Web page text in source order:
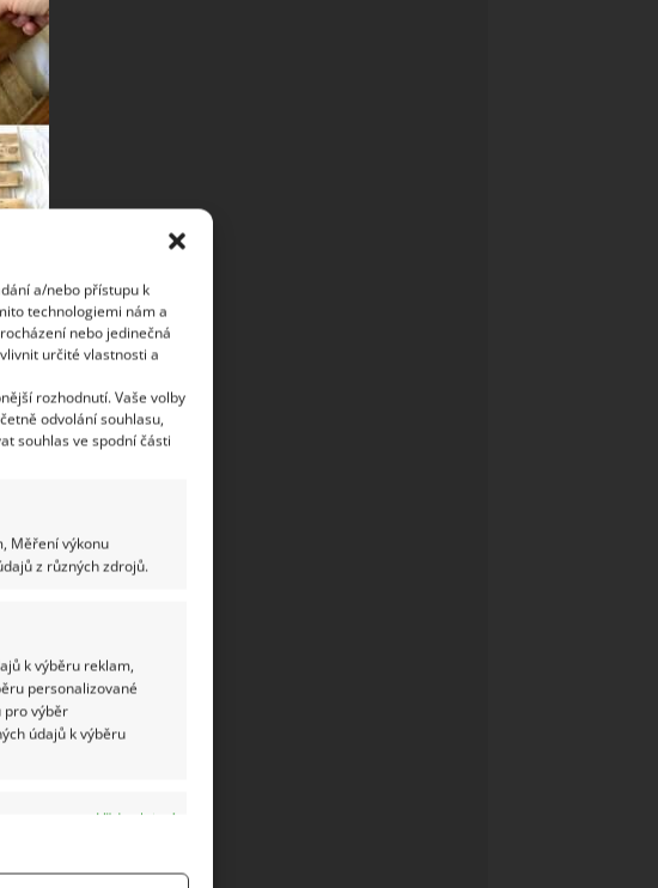
a/nebo přístupu k
technologiemi nám a
nebo jedinečná
určité vlastnosti a
rozhodnutí. Vaše volby
odvolání souhlasu,
souhlas ve spodní části
Měření výkonu
z různých zdrojů.
k výběru reklam,
personalizované
pro výběr
údajů k výběru
Vždy aktivní
si